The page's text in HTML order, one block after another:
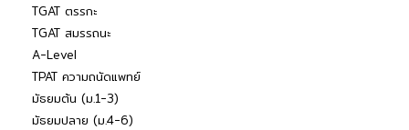
TGAT ตรรกะ
TGAT สมรรถนะ
A-Level
TPAT ความถนัดแพทย์
มัธยมต้น (ม.1-3)
มัธยมปลาย (ม.4-6)